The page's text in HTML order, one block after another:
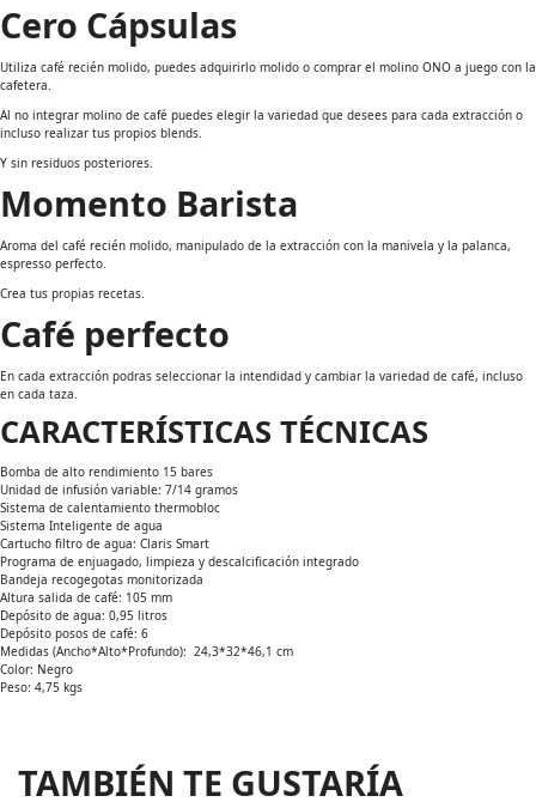
Cero Cápsulas
Utiliza café recién molido, puedes adquirirlo molido o comprar el molino ONO a juego con la
cafetera.
Al no integrar molino de café puedes elegir la variedad que desees para cada extracción o
incluso realizar tus propios blends.
Y sin residuos posteriores.
Momento Barista
Aroma del café recién molido, manipulado de la extracción con la manivela y la palanca,
espresso perfecto.
Crea tus propias recetas.
Café perfecto
En cada extracción podras seleccionar la intendidad y cambiar la variedad de café, incluso
en cada taza.
CARACTERÍSTICAS TÉCNICAS
Bomba de alto rendimiento 15 bares
Unidad de infusión variable: 7/14 gramos
Sistema de calentamiento thermobloc
Sistema Inteligente de agua
Cartucho filtro de agua: Claris Smart
Programa de enjuagado, limpieza y descalcificación integrado
Bandeja recogegotas monitorizada
Altura salida de café: 105 mm
Depósito de agua: 0,95 litros
Depósito posos de café: 6
Medidas (Ancho*Alto*Profundo): 24,3*32*46,1 cm
Color: Negro
Peso: 4,75 kgs
TAMBIÉN TE GUSTARÍA